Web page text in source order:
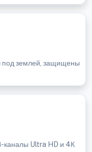
под землей, защищены
каналы Ultra HD и 4К